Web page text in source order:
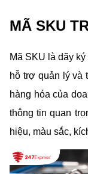
MÃ SKU
Mã SKU là dãy ký
hỗ trợ quản lý và
hàng hóa của
thông tin quan
hiệu, màu sắc,